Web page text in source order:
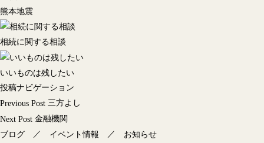
熊本地震
相続に関する相談
いいものは残したい
投稿ナビゲーション
Previous Post 三方よし
Next Post 金融機関
ブログ ／ イベント情報 ／ お知らせ